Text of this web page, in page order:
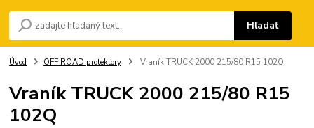
Hľadať
Úvod OFF ROAD protektory Vraník TRUCK 2000 215/80 R15 102Q
Vraník TRUCK 2000 215/80 R15
102Q